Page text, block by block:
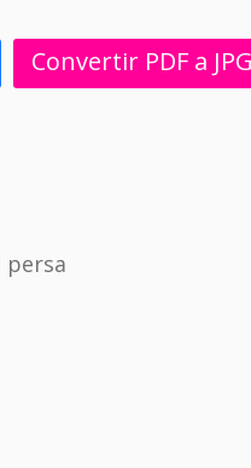
Convertir PDF a JPG
persa